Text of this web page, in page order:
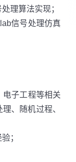
理算法实现；
信号处理仿真
电子工程等相关
、随机过程、
；